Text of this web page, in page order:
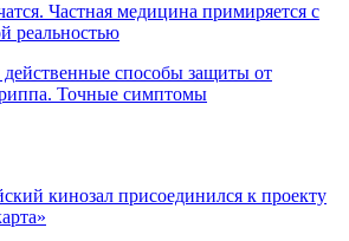
Частная медицина примиряется с
реальностью
действенные способы защиты от
Точные симптомы
кинозал присоединился к проекту